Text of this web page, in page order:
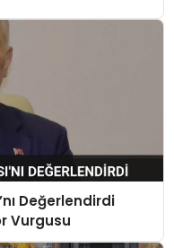
Değerlendirdi
Vurgusu